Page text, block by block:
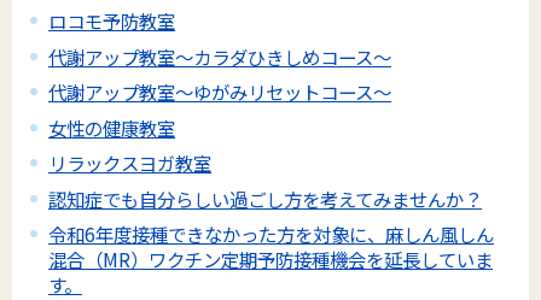
ロコモ予防教室
代謝アップ教室～カラダひきしめコース～
代謝アップ教室～ゆがみリセットコース～
女性の健康教室
リラックスヨガ教室
認知症でも自分らしい過ごし方を考えてみませんか？
令和6年度接種できなかった方を対象に、麻しん風しん
混合（MR）ワクチン定期予防接種機会を延長していま
す。